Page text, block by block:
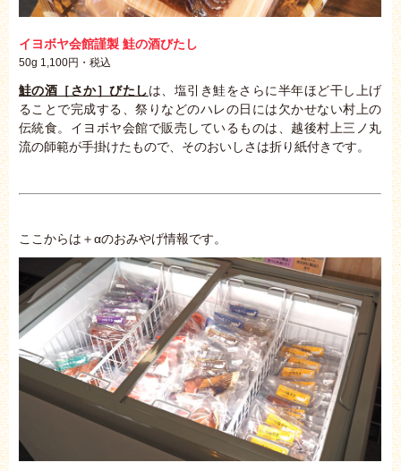
イヨボヤ会館謹製 鮭の酒びたし
50g 1,100円・税込
鮭の酒［さか］びたしは、塩引き鮭をさらに半年ほど干し上げ
ることで完成する、祭りなどのハレの日には欠かせない村上の
伝統食。イヨボヤ会館で販売しているものは、越後村上三ノ丸
流の師範が手掛けたもので、そのおいしさは折り紙付きです。
ここからは＋αのおみやげ情報です。